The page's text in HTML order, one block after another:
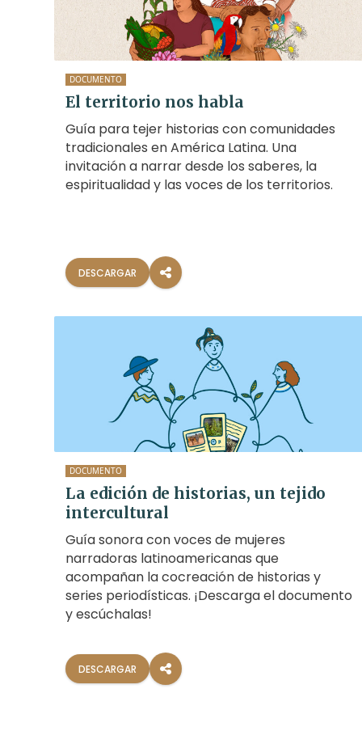
la empresa petrolera descontaminen
sus tierras.
DOCUMENTO
El territorio nos habla
Guía para tejer historias con comunidades
tradicionales en América Latina. Una
invitación a narrar desde los saberes, la
espiritualidad y las voces de los territorios.
DESCARGAR
DOCUMENTO
La edición de historias, un tejido
intercultural
Guía sonora con voces de mujeres
narradoras latinoamericanas que
acompañan la cocreación de historias y
series periodísticas. ¡Descarga el documento
y escúchalas!
DESCARGAR